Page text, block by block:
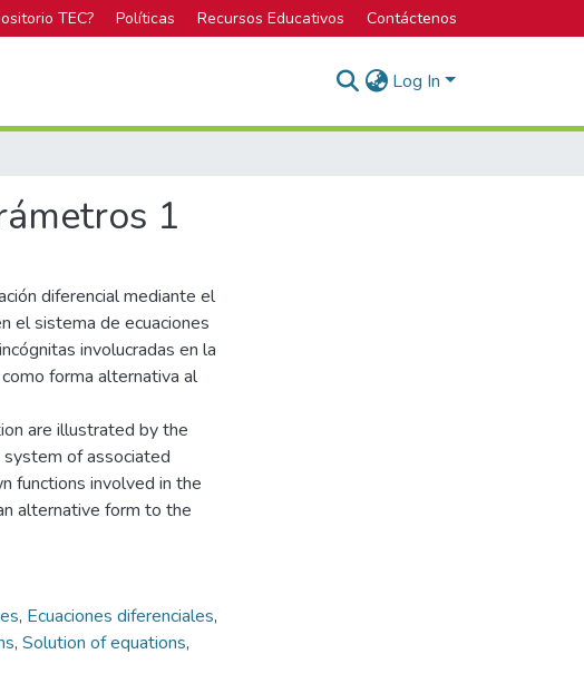
TEC? Políticas Recursos Educativos Contáctenos
Log In
1
diferencial mediante el
el sistema de ecuaciones
involucradas en la
forma alternativa al
are illustrated by the
of associated
functions involved in the
alternative form to the
, Ecuaciones diferenciales,
, Solution of equations,